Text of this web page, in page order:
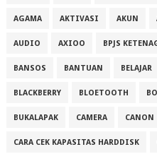
AGAMA AKTIVASI AKUN
AUDIO AXIOO BPJS
BANSOS BANTUAN BELAJAR
BLACKBERRY BLOETOOTH
BUKALAPAK CAMERA CANON
CARA CEK KAPASITAS HARDDISK